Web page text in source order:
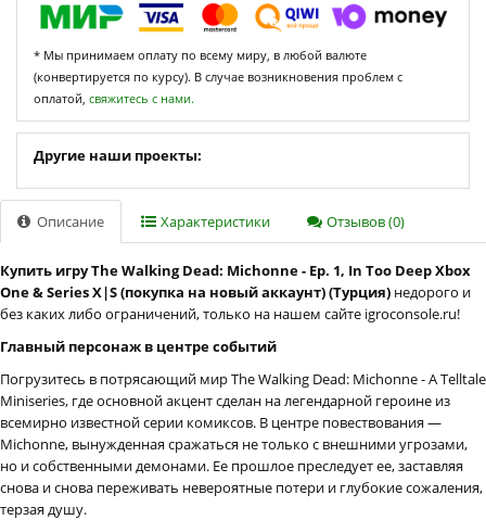
* Мы принимаем оплату по всему миру, в любой валюте
(конвертируется по курсу). В случае возникновения проблем с
оплатой, свяжитесь с нами.
Другие наши проекты:
Описание Характеристики Отзывов (0)
Купить игру The Walking Dead: Michonne - Ep. 1, In Too Deep Xbox
One & Series X|S (покупка на новый аккаунт) (Турция) недорого и
без каких либо ограничений, только на нашем сайте igroconsole.ru!
Главный персонаж в центре событий
Погрузитесь в потрясающий мир The Walking Dead: Michonne - A Telltale
Miniseries, где основной акцент сделан на легендарной героине из
всемирно известной серии комиксов. В центре повествования —
Michonne, вынужденная сражаться не только с внешними угрозами,
но и собственными демонами. Ее прошлое преследует ее, заставляя
снова и снова переживать невероятные потери и глубокие сожаления,
терзая душу.